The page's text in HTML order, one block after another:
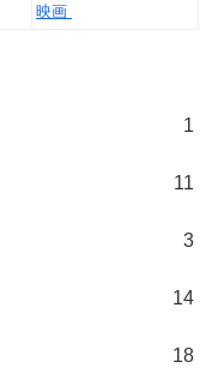
映画
1
11
3
14
18